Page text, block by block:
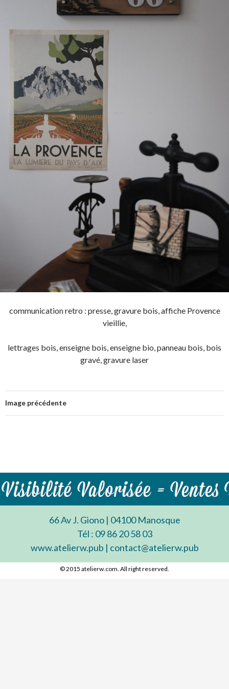
communication retro : presse, gravure bois, affiche Provence
vieillie,
lettrages bois, enseigne bois, enseigne bio, panneau bois, bois
gravé, gravure laser
Image précédente
66 Av J. Giono | 04100 Manosque
Tél : 09 86 20 58 03
www.atelierw.pub | contact@atelierw.pub
© 2015 atelierw.com. All right reserved.